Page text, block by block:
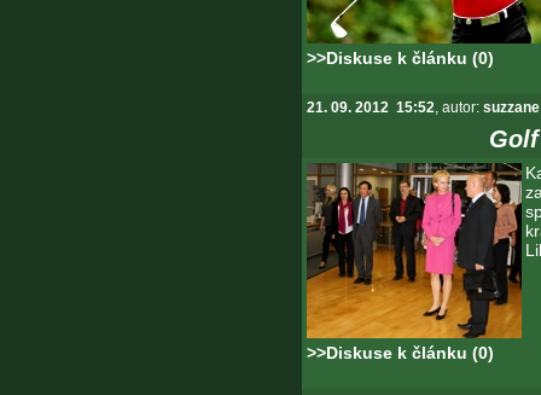
>>Diskuse k článku (0)
21. 09. 2012 15:52, autor: suzzane
>>Diskuse k článku (0)